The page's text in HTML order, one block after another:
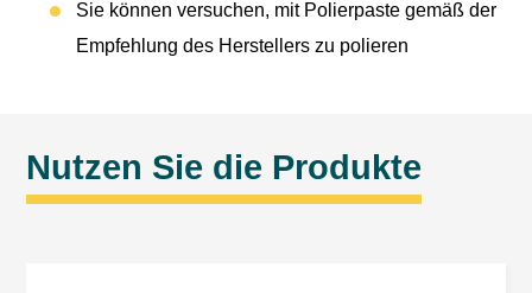
Sie können versuchen, mit Polierpaste gemäß der
Empfehlung des Herstellers zu polieren
Nutzen Sie die Produkte